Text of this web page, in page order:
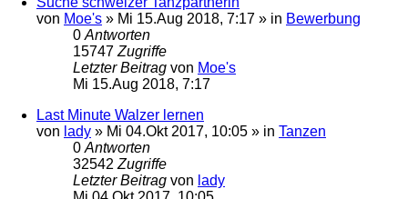
von Moe's » Mi 15.Aug 2018, 7:17 » in Bewerbung
0 Antworten
15747 Zugriffe
Letzter Beitrag von Moe's
Mi 15.Aug 2018, 7:17
Last Minute Walzer lernen
von lady » Mi 04.Okt 2017, 10:05 » in Tanzen
0 Antworten
32542 Zugriffe
Letzter Beitrag von lady